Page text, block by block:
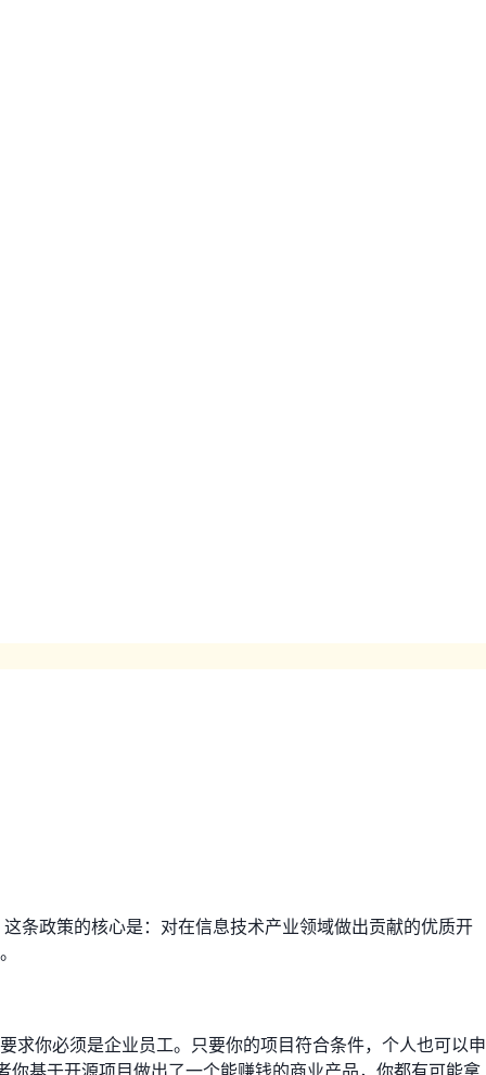
条政策的核心是：对在信息技术产业领域做出贡献的优质开
你必须是企业员工。只要你的项目符合条件，个人也可以申